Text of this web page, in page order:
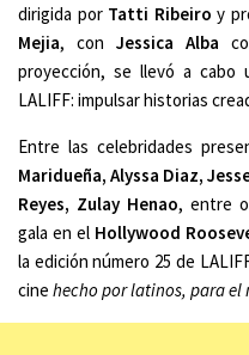
dirigida por Tatti Ribeiro y
Mejia, con Jessica Alba
proyección, se llevó a cabo
LALIFF: impulsar historias
Entre las celebridades
Maridueña, Alyssa Diaz,
Reyes, Zulay Henao, entre
gala en el Hollywood
la edición número 25 de
cine hecho por latinos, para el